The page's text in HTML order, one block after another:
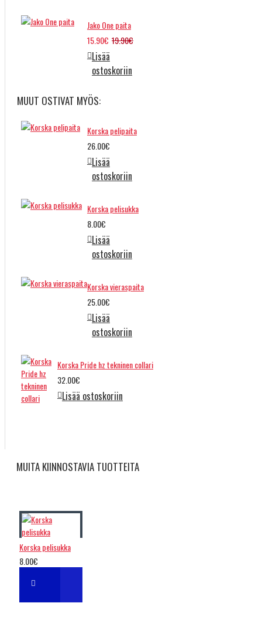
Jako One paita
15.90€ 19.90€
Lisää
ostoskoriin
MUUT OSTIVAT MYÖS:
Korska pelipaita
26.00€
Lisää
ostoskoriin
Korska pelisukka
8.00€
Lisää
ostoskoriin
Korska vieraspaita
25.00€
Lisää
ostoskoriin
Korska Pride hz tekninen collari
32.00€
Lisää ostoskoriin
MUITA KIINNOSTAVIA TUOTTEITA
Korska pelisukka
8.00€